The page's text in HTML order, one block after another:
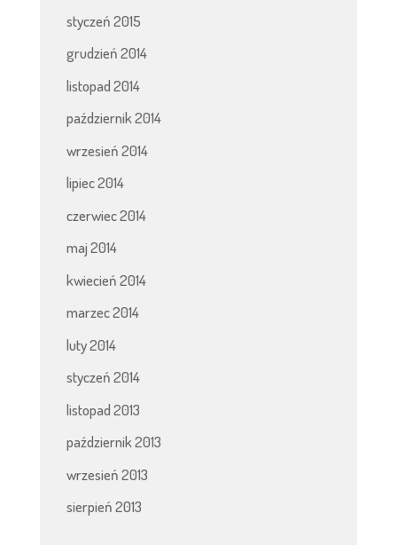
styczeń 2015
grudzień 2014
listopad 2014
październik 2014
wrzesień 2014
lipiec 2014
czerwiec 2014
maj 2014
kwiecień 2014
marzec 2014
luty 2014
styczeń 2014
listopad 2013
październik 2013
wrzesień 2013
sierpień 2013